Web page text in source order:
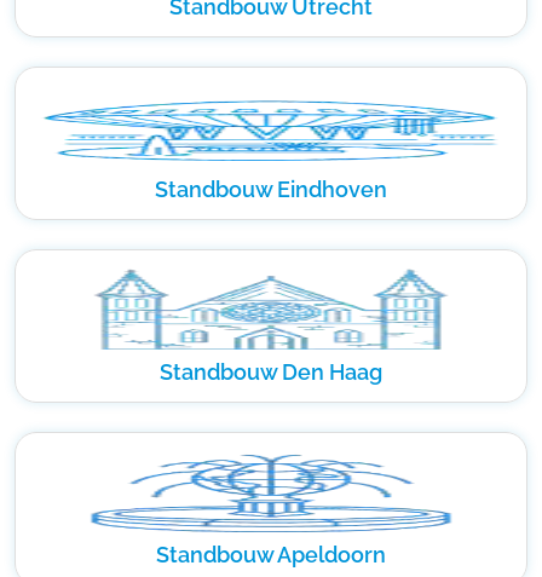
Standbouw Utrecht
Standbouw Eindhoven
Standbouw Den Haag
Standbouw Apeldoorn